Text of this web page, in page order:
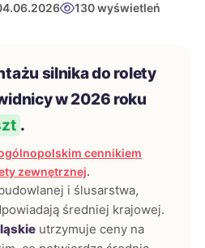
130 wyświetleń
silnika do rolety
w 2026 roku
.
cennikiem
zewnętrznej.
i ślusarstwa,
średniej krajowej.
utrzymuje ceny na